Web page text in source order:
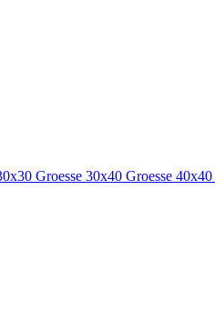
Groesse 30x40 Groesse 40x40